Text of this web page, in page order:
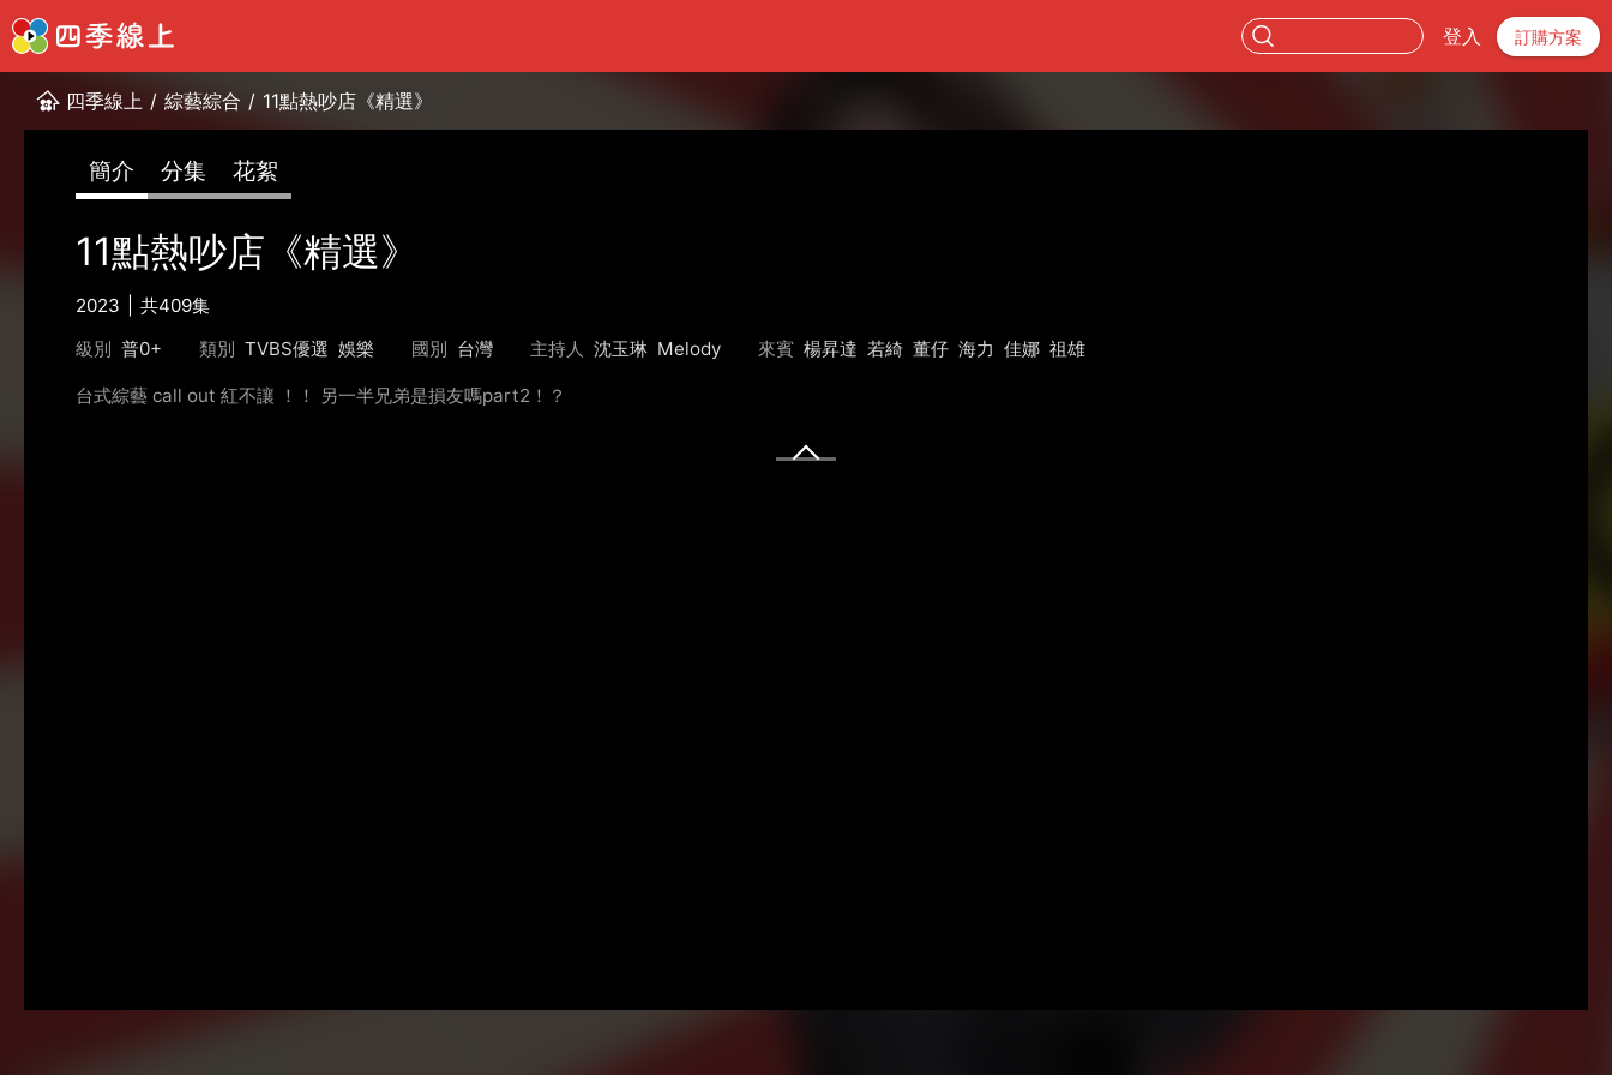
登入 訂購方案
四季線上 / 綜藝綜合 / 11點熱吵店《精選》
簡介 分集 花絮
11點熱吵店《精選》
2023
共409集
級別 普0+ 類別 TVBS優選 娛樂 國別 台灣 主持人 沈玉琳 Melody 來賓 楊昇達 若綺 董仔 海力 佳娜 祖雄
台式綜藝 call out 紅不讓 ！！ 另一半兄弟是損友嗎part2！？